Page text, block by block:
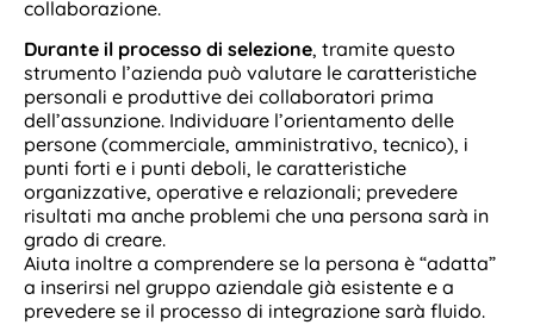
collaborazione.
Durante il processo di selezione, tramite questo
strumento l’azienda può valutare le caratteristiche
personali e produttive dei collaboratori prima
dell’assunzione. Individuare l’orientamento delle
persone (commerciale, amministrativo, tecnico), i
punti forti e i punti deboli, le caratteristiche
organizzative, operative e relazionali; prevedere
risultati ma anche problemi che una persona sarà in
grado di creare.
Aiuta inoltre a comprendere se la persona è “adatta”
a inserirsi nel gruppo aziendale già esistente e a
prevedere se il processo di integrazione sarà fluido.